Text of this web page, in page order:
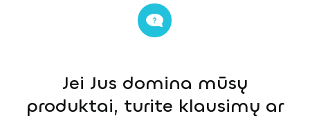
Jei Jus domina mūsų
produktai, turite klausimų ar